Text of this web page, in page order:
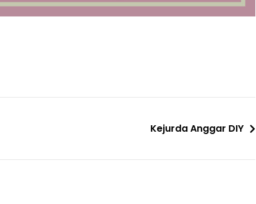
Kejurda Anggar DIY